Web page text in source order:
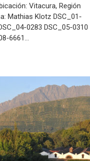
Vitacura, Región
Mathias Klotz DSC_01-
0283 DSC_05-0310
6661…